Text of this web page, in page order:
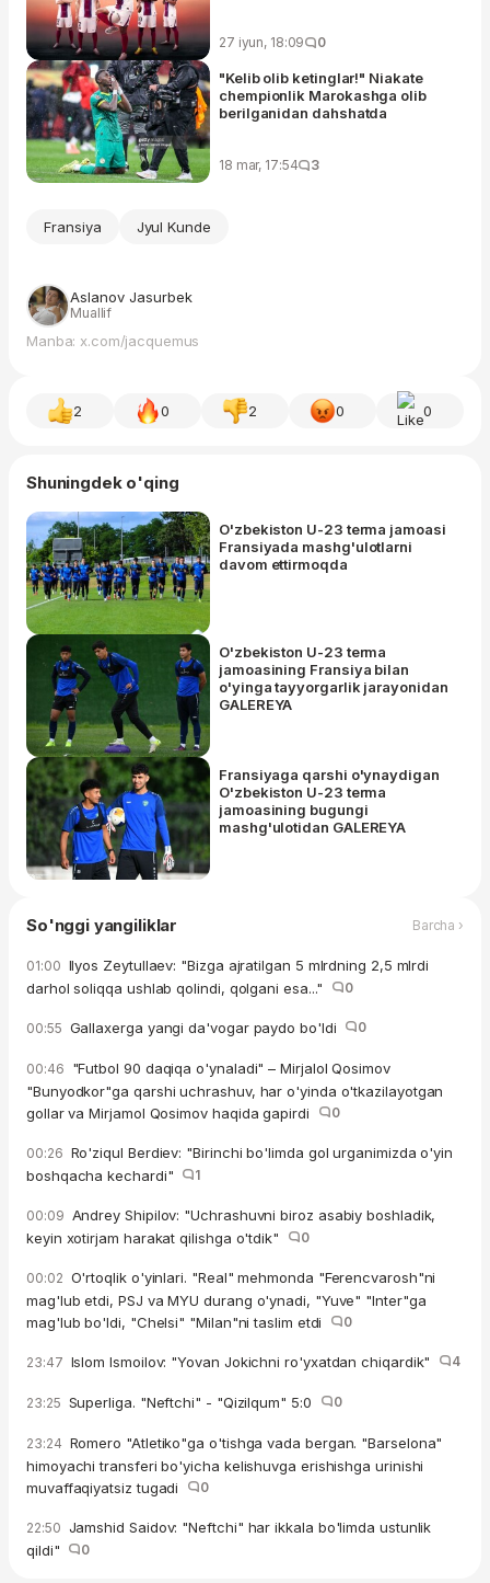
27 iyun, 18:09 0
"Kelib olib ketinglar!" Niakate
chempionlik Marokashga olib
berilganidan dahshatda
18 mar, 17:54 3
Fransiya Jyul Kunde
Aslanov Jasurbek
Muallif
Manba: x.com/jacquemus
2 0 2 0 0
Shuningdek o'qing
O'zbekiston U-23 terma jamoasi
Fransiyada mashg'ulotlarni
davom ettirmoqda
O'zbekiston U-23 terma
jamoasining Fransiya bilan
o'yinga tayyorgarlik jarayonidan
GALEREYA
Fransiyaga qarshi o'ynaydigan
O'zbekiston U-23 terma
jamoasining bugungi
mashg'ulotidan GALEREYA
So'nggi yangiliklar Barcha ›
01:00 Ilyos Zeytullaev: "Bizga ajratilgan 5 mlrdning 2,5 mlrdi
darhol soliqqa ushlab qolindi, qolgani esa..."
0
00:55 Gallaxerga yangi da'vogar paydo bo'ldi 0
00:46 "Futbol 90 daqiqa o'ynaladi" – Mirjalol Qosimov
"Bunyodkor"ga qarshi uchrashuv, har o'yinda o'tkazilayotgan
gollar va Mirjamol Qosimov haqida gapirdi
0
00:26 Ro'ziqul Berdiev: "Birinchi bo'limda gol urganimizda o'yin
boshqacha kechardi"
1
00:09 Andrey Shipilov: "Uchrashuvni biroz asabiy boshladik,
keyin xotirjam harakat qilishga o'tdik"
0
00:02 O'rtoqlik o'yinlari. "Real" mehmonda "Ferencvarosh"ni
mag'lub etdi, PSJ va MYU durang o'ynadi, "Yuve" "Inter"ga
mag'lub bo'ldi, "Chelsi" "Milan"ni taslim etdi
0
23:47 Islom Ismoilov: "Yovan Jokichni ro'yxatdan chiqardik" 4
23:25 Superliga. "Neftchi" - "Qizilqum" 5:0 0
23:24 Romero "Atletiko"ga o'tishga vada bergan. "Barselona"
himoyachi transferi bo'yicha kelishuvga erishishga urinishi
muvaffaqiyatsiz tugadi
0
22:50 Jamshid Saidov: "Neftchi" har ikkala bo'limda ustunlik
qildi"
0